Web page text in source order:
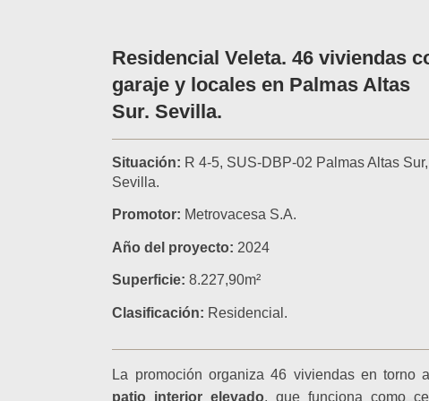
Residencial Veleta. 46 viviendas
garaje y locales en Palmas Altas
Sur. Sevilla.
Situación: R 4-5, SUS-DBP-02 Palmas Altas Sur,
Sevilla.
Promotor: Metrovacesa S.A.
Año del proyecto: 2024
Superficie:8.227,90m²
Clasificación: Residencial.
La promoción organiza 46 viviendas en torno
patio interior elevado, que funciona como